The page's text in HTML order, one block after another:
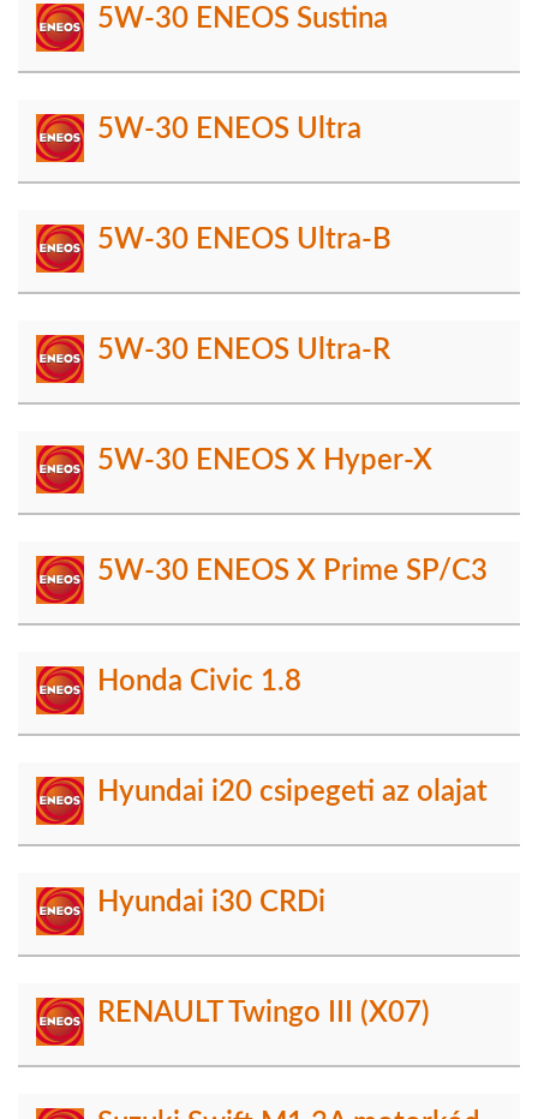
5W-30 ENEOS Sustina
5W-30 ENEOS Ultra
5W-30 ENEOS Ultra-B
5W-30 ENEOS Ultra-R
5W-30 ENEOS X Hyper-X
5W-30 ENEOS X Prime SP/C3
Honda Civic 1.8
Hyundai i20 csipegeti az olajat
Hyundai i30 CRDi
RENAULT Twingo III (X07)